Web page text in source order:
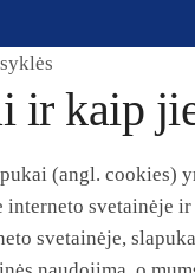
ir kaip
(angl.
interneto svetainėje
svetainėje,